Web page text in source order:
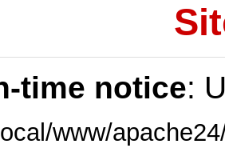
time notice:
www/